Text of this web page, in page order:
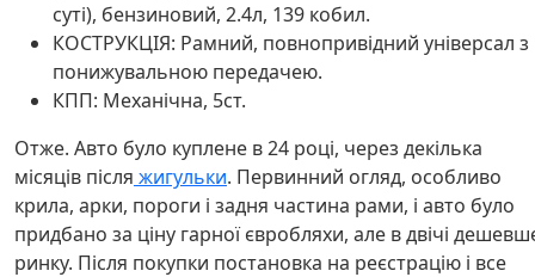
суті), бензиновий, 2.4л, 139 кобил.
КОСТРУКЦІЯ: Рамний, повнопривідний універсал з
понижувальною передачею.
КПП: Механічна, 5ст.
Отже. Авто було куплене в 24 році, через декілька
місяців після жигульки. Первинний огляд, особливо
крила, арки, пороги і задня частина рами, і авто було
придбано за ціну гарної євробляхи, але в двічі
ринку. Після покупки постановка на реєстрацію і все